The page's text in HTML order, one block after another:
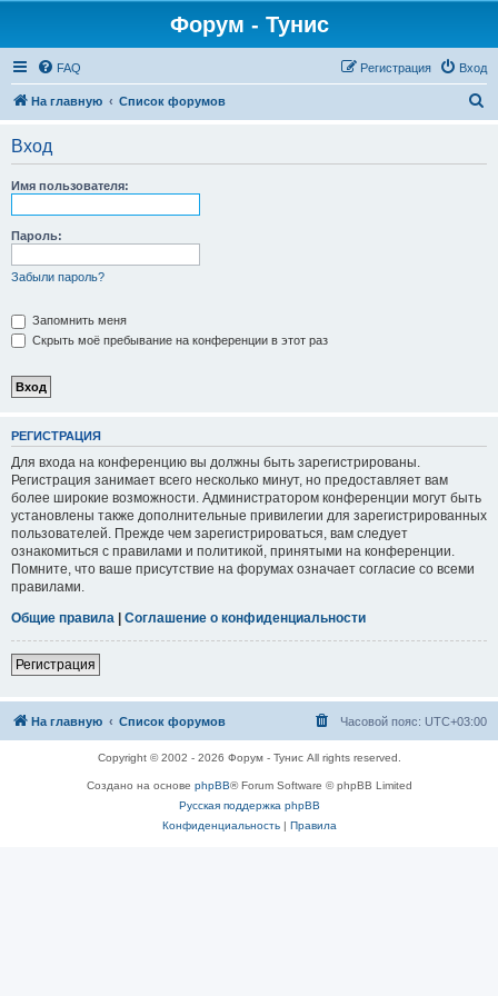
Форум - Тунис
FAQ Вход
Регистрация
На главную Список форумов
Вход
Имя пользователя:
Пароль:
Забыли пароль?
Запомнить меня
Скрыть моё пребывание на конференции в этот раз
РЕГИСТРАЦИЯ
Для входа на конференцию вы должны быть зарегистрированы.
Регистрация занимает всего несколько минут, но предоставляет вам
более широкие возможности. Администратором конференции могут быть
установлены также дополнительные привилегии для зарегистрированных
пользователей. Прежде чем зарегистрироваться, вам следует
ознакомиться с правилами и политикой, принятыми на конференции.
Помните, что ваше присутствие на форумах означает согласие со всеми
правилами.
Общие правила | Соглашение о конфиденциальности
Регистрация
На главную Список форумов Часовой пояс: UTC+03:00
Copyright © 2002 - 2026 Форум - Тунис All rights reserved.
Создано на основе phpBB® Forum Software © phpBB Limited
Русская поддержка phpBB
Конфиденциальность| Правила